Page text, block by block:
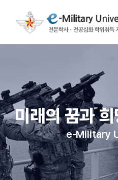
미래의 꿈과
e-Military